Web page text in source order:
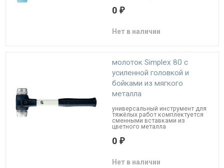
0 ₽
Нет в наличии
молоток Simplex 80 c
усиленной головкой и
бойками из мягкого
металла
универсальный инструмент для
тяжёлых работ комплектуется
сменными вставками из
цветного металла
0 ₽
Нет в наличии